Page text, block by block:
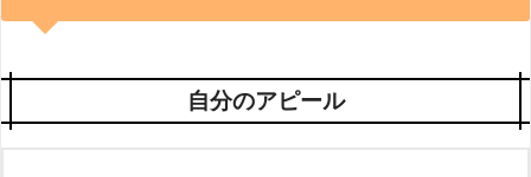
自分のアピール